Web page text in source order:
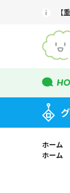
【
ホーム
ホーム